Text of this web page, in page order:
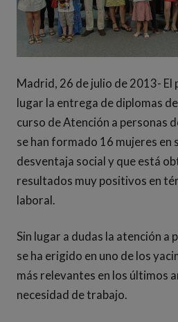
Madrid, 26 de julio de 2013- El
lugar la entrega de diplomas
curso de Atención a personas
se han formado 16 mujeres en
desventaja social y que está
resultados muy positivos en
laboral.
Sin lugar a dudas la atención a
se ha erigido en uno de los
más relevantes en los últimos
necesidad de trabajo.